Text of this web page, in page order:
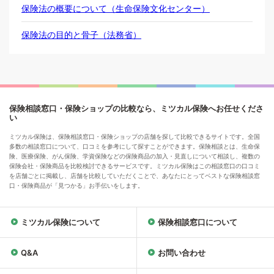
保険法の概要について（生命保険文化センター）
保険法の目的と骨子（法務省）
保険相談窓口・保険ショップの比較なら、ミツカル保険へお任せくださ
い
ミツカル保険は、保険相談窓口・保険ショップの店舗を探して比較できるサイトです。全国
多数の相談窓口について、口コミを参考にして探すことができます。保険相談とは、生命保
険、医療保険、がん保険、学資保険などの保険商品の加入・見直しについて相談し、複数の
保険会社・保険商品を比較検討できるサービスです。ミツカル保険はこの相談窓口の口コミ
を店舗ごとに掲載し、店舗を比較していただくことで、あなたにとってベストな保険相談窓
口・保険商品が「見つかる」お手伝いをします。
ミツカル保険について 保険相談窓口について
Q&A お問い合わせ